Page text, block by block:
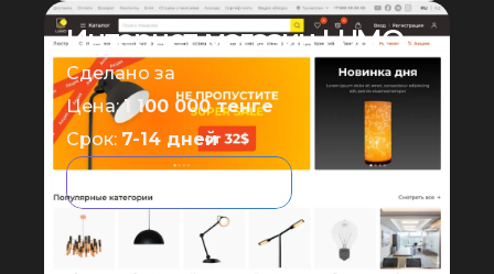
Интернет магазин LUMO
Сделано за
Цена:1 100 000 тенге
Срок: 7-14 дней